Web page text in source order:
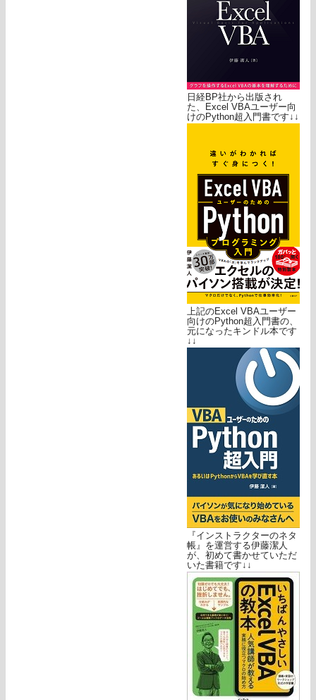
日経BP社から出版され
た、Excel VBAユーザー向
けのPython超入門書です↓↓
上記のExcel VBAユーザー
向けのPython超入門書の、
元になったキンドル本です
↓↓
『インストラクターのネタ
帳』を運営する伊藤潔人
が、初めて書かせていただ
いた書籍です↓↓